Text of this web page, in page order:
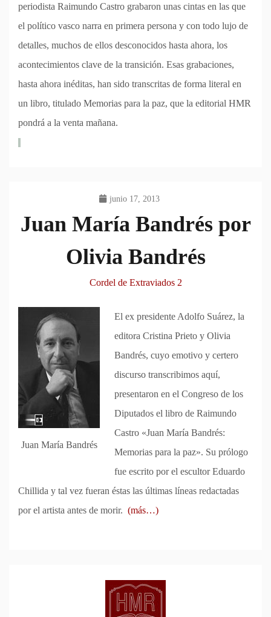
periodista Raimundo Castro grabaron unas cintas en las que
el político vasco narra en primera persona y con todo lujo de
detalles, muchos de ellos desconocidos hasta ahora, los
acontecimientos clave de la transición. Esas grabaciones,
hasta ahora inéditas, han sido transcritas de forma literal en
un libro, titulado Memorias para la paz, que la editorial HMR
pondrá a la venta mañana.
junio 17, 2013
Juan María Bandrés por
Olivia Bandrés
Cordel de Extraviados 2
Juan María Bandrés
El ex presidente Adolfo Suárez, la
editora Cristina Prieto y Olivia
Bandrés, cuyo emotivo y certero
discurso transcribimos aquí,
presentaron en el Congreso de los
Diputados el libro de Raimundo
Castro «Juan María Bandrés:
Memorias para la paz». Su prólogo
fue escrito por el escultor Eduardo
Chillida y tal vez fueran éstas las últimas líneas redactadas
por el artista antes de morir. (más…)